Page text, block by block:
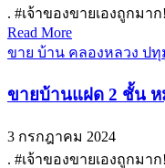
. #เจ้าของขายเองถูกมาก
Read More
ขาย บ้าน คลองหลวง ป
ขายบ้านแฝด 2 ชั้น ห
3 กรกฎาคม 2024
. #เจ้าของขายเองถูกมาก